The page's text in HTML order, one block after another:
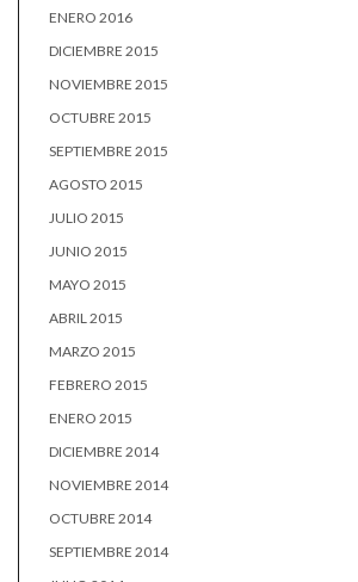
ENERO 2016
DICIEMBRE 2015
NOVIEMBRE 2015
OCTUBRE 2015
SEPTIEMBRE 2015
AGOSTO 2015
JULIO 2015
JUNIO 2015
MAYO 2015
ABRIL 2015
MARZO 2015
FEBRERO 2015
ENERO 2015
DICIEMBRE 2014
NOVIEMBRE 2014
OCTUBRE 2014
SEPTIEMBRE 2014